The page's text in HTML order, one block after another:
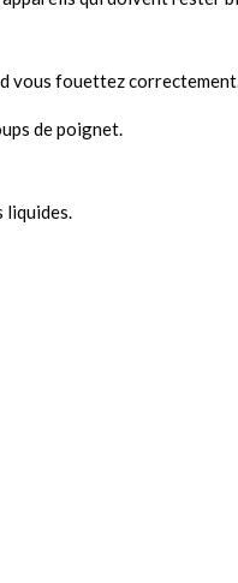
vous fouettez
de poignet.
liquides.